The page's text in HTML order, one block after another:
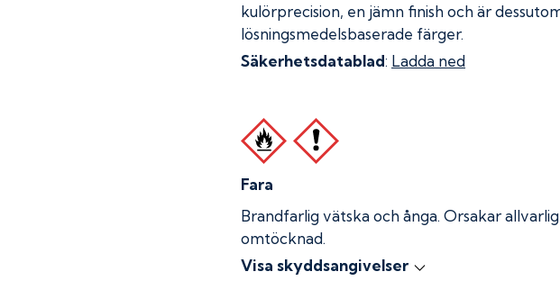
kulörprecision, en jämn finish och är
lösningsmedelsbaserade färger.
Säkerhetsdatablad: Ladda ned
Fara
Brandfarlig vätska och ånga. Orsakar
omtöcknad.
Visa skyddsangivelser